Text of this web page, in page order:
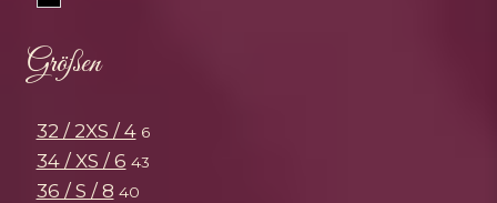
Größen
32 / 2XS / 4 6
34 / XS / 6 43
36 / S / 8 40